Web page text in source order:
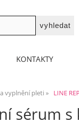
KONTAKTY
vyplnění pleti LINE